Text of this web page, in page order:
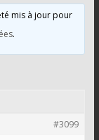
mis à jour pour
.
#3099